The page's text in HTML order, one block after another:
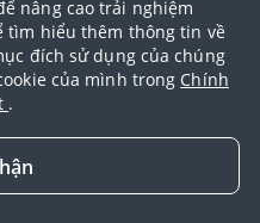
cảm nhận sự khác
tinh thần của mình,
nâng cao trải nghiệm
tìm hiểu thêm thông tin về
đích sử dụng của chúng
của mình trong Chính
.